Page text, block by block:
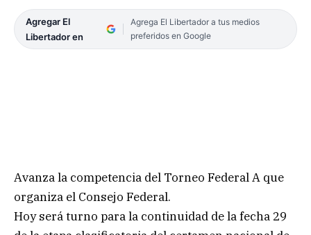
Agregar El
Libertador en
Agrega El Libertador a tus medios
preferidos en Google
Avanza la competencia del Torneo Federal A que
organiza el Consejo Federal.
Hoy será turno para la continuidad de la fecha 29